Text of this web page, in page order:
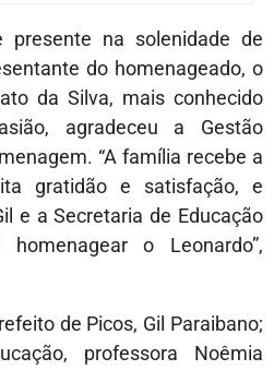
presente na solenidade de
do homenageado, o
da Silva, mais conhecido
agradeceu a Gestão
“A família recebe a
gratidão e satisfação, e
e a Secretaria de Educação
o Leonardo”,
de Picos, Gil Paraibano;
professora Noêmia